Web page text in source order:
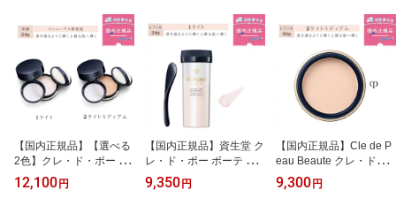
25 PA+++ 14g｜ピンク
オークル00・オークル10
Cle de Peau Beaute ク
ッションファンデ 資生堂
イスパウダー 詰め替え
フェイスパウダー 資生堂
【国内正規品】【選べる
2色】クレ・ド・ポー ボ
ーテ プードルトランスパ
ラントn M 本体 1ライ
12,100円
【国内正規品】資生堂 ク
レ・ド・ポー ボーテ Cle
de Peau Beaute プード
ルトランスパラントn M
9,350円
【国内正規品】Cle de P
eau Beaute クレ・ド・
ポー ボーテ プードルト
ランスパラントn【詰め
9,300円